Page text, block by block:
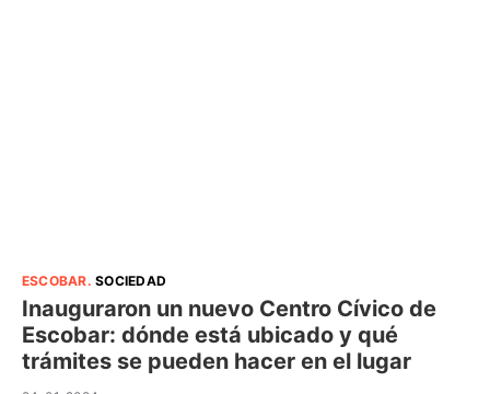
ESCOBAR.SOCIEDAD
Inauguraron un nuevo Centro Cívico de
Escobar: dónde está ubicado y qué
trámites se pueden hacer en el lugar